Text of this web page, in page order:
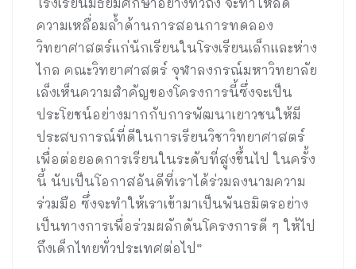
ความเหลื่อมล้ำด้านการสอนการทดลอง
วิทยาศาสตร์แก่นักเรียนในโรงเรียนเล็กและห่าง
ไกล คณะวิทยาศาสตร์ จุฬาลงกรณ์มหาวิทยาลัย
เล็งเห็นความสำคัญของโครงการนี้ซึ่งจะเป็น
ประโยชน์อย่างมากกับการพัฒนาเยาวชนให้มี
ประสบการณ์ที่ดีในการเรียนวิชาวิทยาศาสตร์
เพื่อต่อยอดการเรียนในระดับที่สูงขึ้นไป ในครั้ง
นี้ นับเป็นโอกาสอันดีที่เราได้ร่วมลงนามความ
ร่วมมือ ซึ่งจะทำให้เราเข้ามาเป็นพันธมิตรอย่าง
เป็นทางการเพื่อร่วมผลักดันโครงการดี ๆ ให้ไป
ถึงเด็กไทยทั่วประเทศต่อไป”